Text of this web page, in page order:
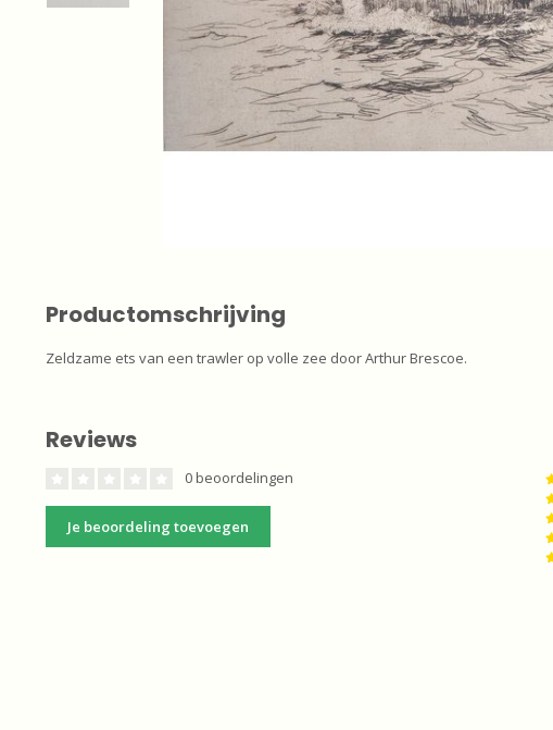
Productomschrijving
Zeldzame ets van een trawler op volle zee door Arthur Brescoe.
Reviews
0 beoordelingen
Je beoordeling toevoegen